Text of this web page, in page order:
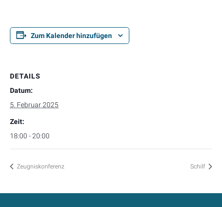
Zum Kalender hinzufügen
DETAILS
Datum:
5. Februar 2025
Zeit:
18:00 - 20:00
Zeugniskonferenz Schilf